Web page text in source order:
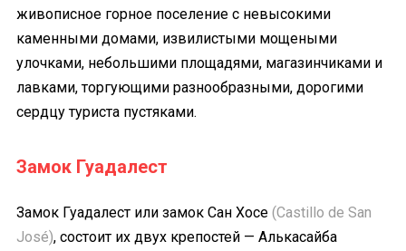
живописное горное поселение с невысокими
каменными домами, извилистыми мощеными
улочками, небольшими площадями, магазинчиками и
лавками, торгующими разнообразными, дорогими
сердцу туриста пустяками.
Замок Гуадалест
Замок Гуадалест или замок Сан Хосе (Castillo de San
José), состоит их двух крепостей — Алькасайба